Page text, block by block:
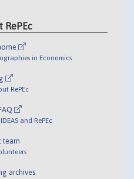
RePEc
in Economics
RePEc
and RePEc
team
archives